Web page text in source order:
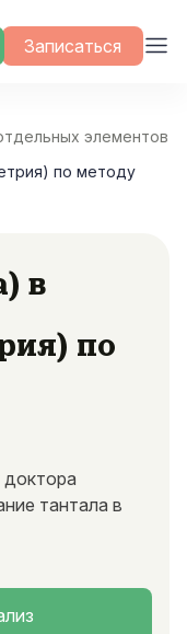
Записаться
элементов
по методу
в
по
тантала в